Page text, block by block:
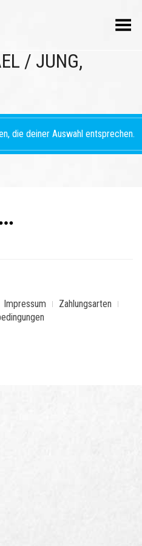
Menü umschalten
/ JUNG,
die deiner Auswahl entsprechen.
Impressum
Zahlungsarten